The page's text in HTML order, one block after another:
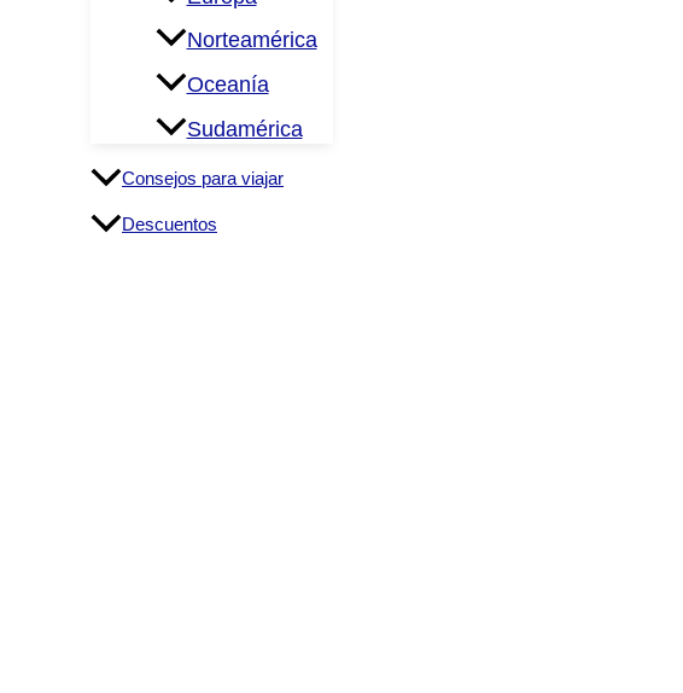
Norteamérica
Oceanía
Sudamérica
Consejos para viajar
Descuentos
UNA RICA Y MERECIDA CERVEZA GALLO ¡VIVA GUATEMALA!